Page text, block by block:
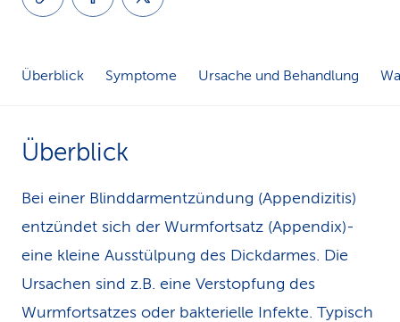
Überblick Symptome Ursache und Behandlung
Überblick
Bei einer Blinddarmentzündung (Appendizitis)
entzündet sich der Wurmfortsatz (Appendix)-
eine kleine Ausstülpung des Dickdarmes. Die
Ursachen sind z.B. eine Verstopfung des
Wurmfortsatzes oder bakterielle Infekte. Typisch